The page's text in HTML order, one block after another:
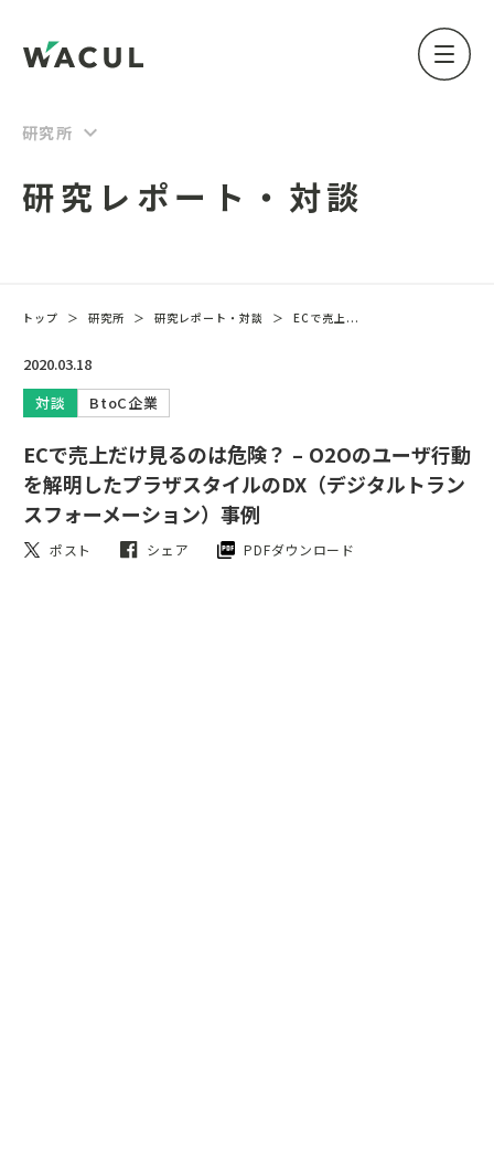
研究レポート・対談
研究所 keyboard_arrow_down
トップ ＞ 研究所 ＞ 研究レポート・対談 ＞ ECで売上...
2020.03.18
対談
BtoC企業
ECで売上だけ見るのは危険？ – O2Oのユーザ行動
を解明したプラザスタイルのDX（デジタルトラン
スフォーメーション）事例
ポスト シェア PDFダウンロード